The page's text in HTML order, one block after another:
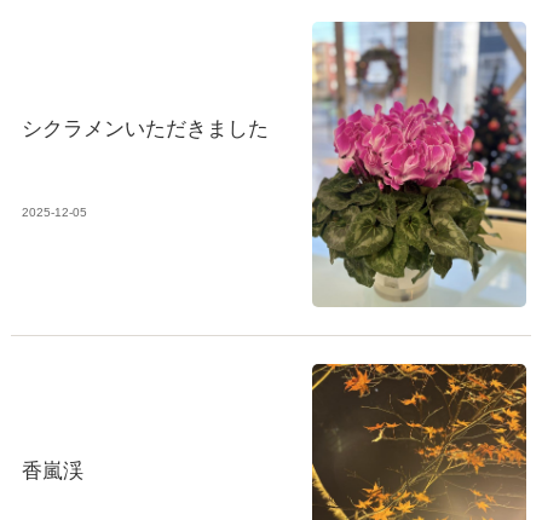
シクラメンいただきました
2025-12-05
香嵐渓